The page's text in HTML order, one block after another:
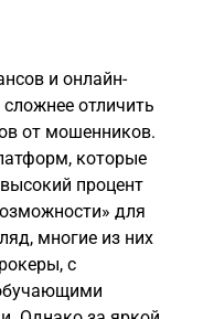
и онлайн-
отличить
от мошенников.
которые
процент
для
многие из них
с